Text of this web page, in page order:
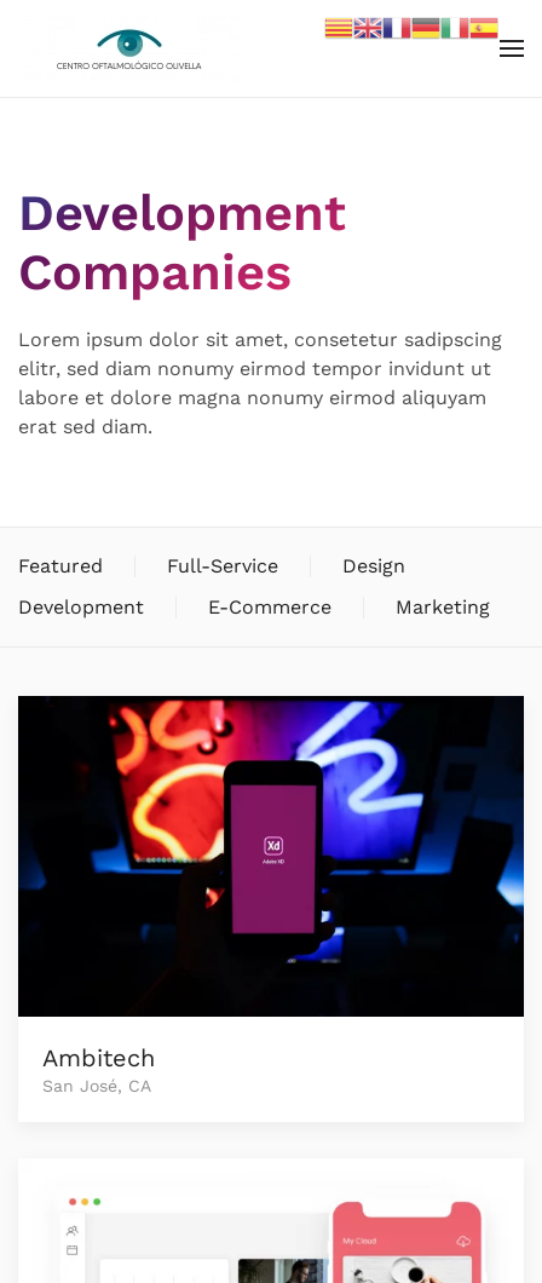
Skip to main content
Development
Companies
Lorem ipsum dolor sit amet, consetetur sadipscing
elitr, sed diam nonumy eirmod tempor invidunt ut
labore et dolore magna nonumy eirmod aliquyam
erat sed diam.
Featured Full-Service
Design
Development
E-Commerce Marketing
Ambitech
San José, CA